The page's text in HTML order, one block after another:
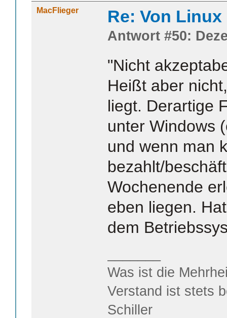
MacFlieger Re: Von
Antwort #50:
"Nicht
Heißt aber
liegt. Derartige
unter Windows
und wenn man
bezahlt/
Wochenende
eben liegen.
dem
Was ist die
Verstand ist stets
Schiller